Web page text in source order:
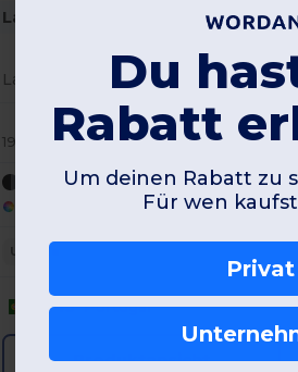
Lanyard'In 75093
Lanyard Tube Long Set I. Standardmodelle
19 g
Unique
W45Portugal
Produktansicht
Du
Rabatt
Um deinen Rabatt zu
Für wen
Privat